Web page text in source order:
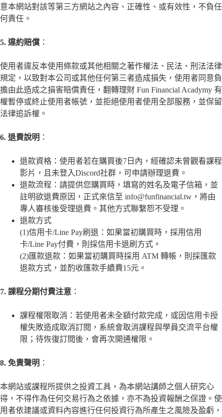
意本網站對該等第三方網站之內容、正確性、或有效性，不負任
何責任。
5. 違約賠償 ：
使用者違反本使用條款或其他相關之著作權法、民法、刑法法律
規定，以致對本公司或其他任何第三者造成損失，使用者同意負
擔由此造成之損害賠償責任， 翻轉理財 Fun Financial Acadymy 有
權暫停或終止使用者帳號，並拒絕使用者使用全部服務，並保留
法律追訴權 。
6. 退費說明 ：
退款資格：使用者若在購買後7日內，經確認未曾觀看課程
影片，且未登入Discord社群，可申請辦理退費。
退款流程：請提供您購買時，填寫的姓名及電子信箱，並
註明欲退費原因，正式來信至 info@funfinancial.tw，將由
專人審核後受理退費。其他方式聯繫恕不受理。
退款方式
(1)信用卡/Line Pay刷退：如果當初購買時，採用信用
卡/Line Pay付費，則採信用卡退刷方式。
(2)匯款退款：如果當初購買時採用 ATM 轉帳，則採匯款
退款方式，並酌收匯款手續費15元。
7. 課程分期付費注意 ：
課程權限取消：若使用者未全額付款完成，或因信用卡授
權失敗造成取消訂閱，系統會取消課程與學員交流平台權
限；待恢復訂閱後，會再次開通權限。
8. 免責聲明 ：
本網站或課程所提供之投資工具，為本網站講師之個人研究心
得，不得作為任何交易行為之依據，亦不為投資報酬之保證。使
用者依建議或資料內容進行任何投資行為所產生之風險及盈虧，